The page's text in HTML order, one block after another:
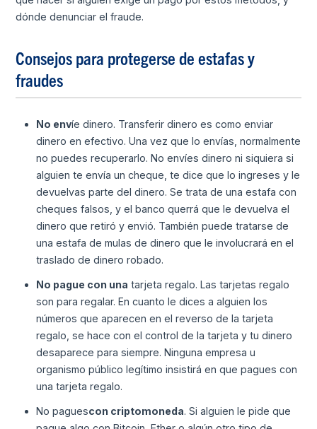
dónde denunciar el fraude.
Consejos para protegerse de estafas y
fraudes
No envíe dinero. Transferir dinero es como enviar
dinero en efectivo. Una vez que lo envías, normalmente
no puedes recuperarlo. No envíes dinero ni siquiera si
alguien te envía un cheque, te dice que lo ingreses y le
devuelvas parte del dinero. Se trata de una estafa con
cheques falsos, y el banco querrá que le devuelva el
dinero que retiró y envió. También puede tratarse de
una estafa de mulas de dinero que le involucrará en el
traslado de dinero robado.
No pague con una tarjeta regalo. Las tarjetas regalo
son para regalar. En cuanto le dices a alguien los
números que aparecen en el reverso de la tarjeta
regalo, se hace con el control de la tarjeta y tu dinero
desaparece para siempre. Ninguna empresa u
organismo público legítimo insistirá en que pagues con
una tarjeta regalo.
No paguescon criptomoneda. Si alguien le pide que